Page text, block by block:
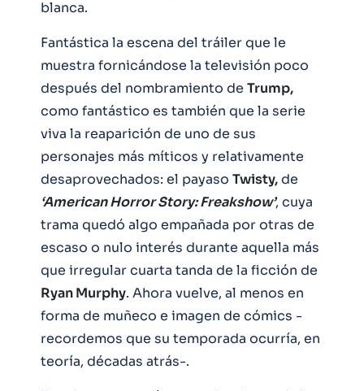
blanca.
Fantástica la escena del tráiler que le
muestra fornicándose la televisión poco
después del nombramiento de Trump,
como fantástico es también que la serie
viva la reaparición de uno de sus
personajes más míticos y relativamente
desaprovechados: el payaso Twisty,de
‘American Horror Story: Freakshow’, cuya
trama quedó algo empañada por otras de
escaso o nulo interés durante aquella más
que irregular cuarta tanda de la ficción de
Ryan Murphy. Ahora vuelve, al menos en
forma de muñeco e imagen de cómics -
recordemos que su temporada ocurría, en
teoría, décadas atrás-.